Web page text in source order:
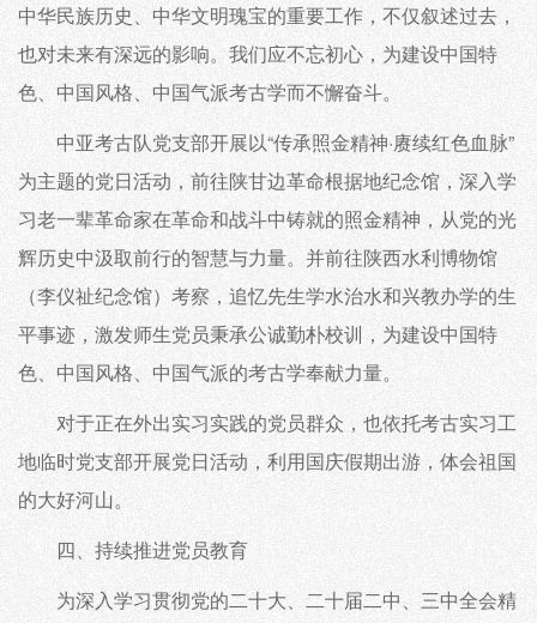
中华民族历史、中华文明瑰宝的重要工作，不仅叙述过去，
也对未来有深远的影响。我们应不忘初心，为建设中国特
色、中国风格、中国气派考古学而不懈奋斗。
中亚考古队党支部开展以“传承照金精神·赓续红色血脉”
为主题的党日活动，前往陕甘边革命根据地纪念馆，深入学
习老一辈革命家在革命和战斗中铸就的照金精神，从党的光
辉历史中汲取前行的智慧与力量。并前往陕西水利博物馆
（李仪祉纪念馆）考察，追忆先生学水治水和兴教办学的生
平事迹，激发师生党员秉承公诚勤朴校训，为建设中国特
色、中国风格、中国气派的考古学奉献力量。
对于正在外出实习实践的党员群众，也依托考古实习工
地临时党支部开展党日活动，利用国庆假期出游，体会祖国
的大好河山。
四、持续推进党员教育
为深入学习贯彻党的二十大、二十届二中、三中全会精